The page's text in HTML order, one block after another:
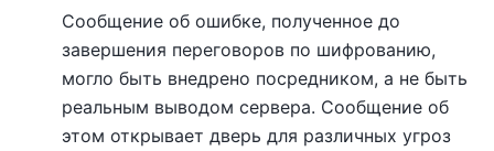
Сообщение об ошибке, полученное до
завершения переговоров по шифрованию,
могло быть внедрено посредником, а не быть
реальным выводом сервера. Сообщение об
этом открывает дверь для различных угроз